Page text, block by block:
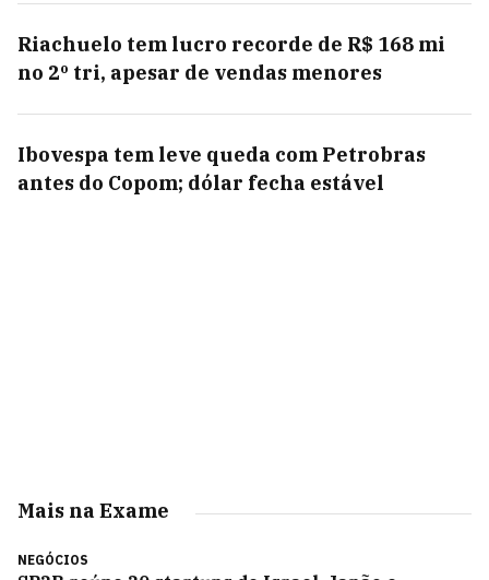
Riachuelo tem lucro recorde de R$ 168 mi
no 2º tri, apesar de vendas menores
Ibovespa tem leve queda com Petrobras
antes do Copom; dólar fecha estável
Mais na Exame
NEGÓCIOS